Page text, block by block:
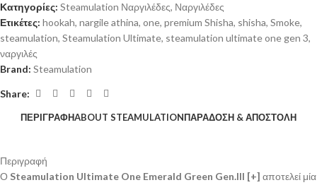
Κατηγορίες: Steamulation Ναργιλέδες, Ναργιλέδες
Ετικέτες: hookah, nargile athina, one, premium Shisha, shisha, Smoke,
steamulation, Steamulation Ultimate, steamulation ultimate one gen 3,
ναργιλές
Brand: Steamulation
Share:
ΠΕΡΙΓΡΑΦΉABOUT STEAMULATIONΠΑΡΑΔΟΣΗ & ΑΠΟΣΤΟΛΗ
Περιγραφή
Ο Steamulation Ultimate One Emerald Green Gen.III [+] αποτελεί μία